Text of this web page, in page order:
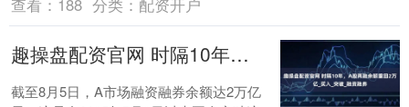
查看： 188 分类： 配资开户
趣操盘配资官网 时隔10年，A股两融余额重回2万亿_买入_突破_融资融券
截至8月5日，A市场融资融券余额达2万亿